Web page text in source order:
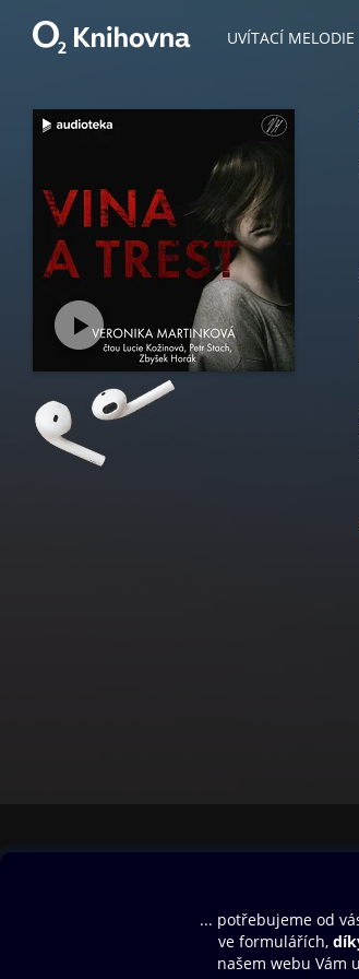
UVÍTACÍ MELODIE
Aplikace a hry
SMS/MMS Info
Blog